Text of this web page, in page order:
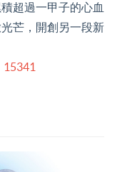
超過一甲子的心血
芒，開創另一段新
15341